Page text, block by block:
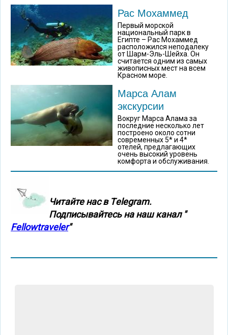
Рас Мохаммед
Первый морской
национальный парк в
Египте – Рас Мохаммед
расположился неподалеку
от Шарм-Эль-Шейха. Он
считается одним из самых
живописных мест на всем
Красном море.
Марса Алам
экскурсии
Вокруг Марса Алама за
последние несколько лет
построено около сотни
современных 5* и 4*
отелей, предлагающих
очень высокий уровень
комфорта и обслуживания.
Читайте нас в Тelegram.
Подписывайтесь на наш канал "
Fellowtraveler"